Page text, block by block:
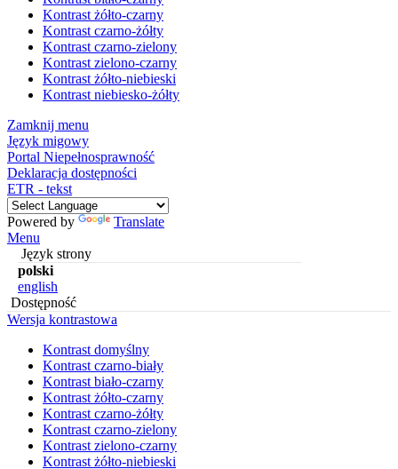
Kontrast żółto-czarny
Kontrast czarno-żółty
Kontrast czarno-zielony
Kontrast zielono-czarny
Kontrast żółto-niebieski
Kontrast niebiesko-żółty
Zamknij menu
Język migowy
Portal Niepełnosprawność
Deklaracja dostępności
ETR - tekst
Powered by
Translate
Menu
Język strony
polski
english
Dostępność
Wersja kontrastowa
Kontrast domyślny
Kontrast czarno-biały
Kontrast biało-czarny
Kontrast żółto-czarny
Kontrast czarno-żółty
Kontrast czarno-zielony
Kontrast zielono-czarny
Kontrast żółto-niebieski